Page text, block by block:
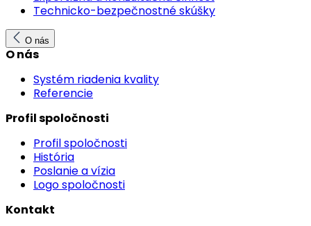
Technicko-bezpečnostné skúšky
O nás
O nás
Systém riadenia kvality
Referencie
Profil spoločnosti
Profil spoločnosti
História
Poslanie a vízia
Logo spoločnosti
Kontakt